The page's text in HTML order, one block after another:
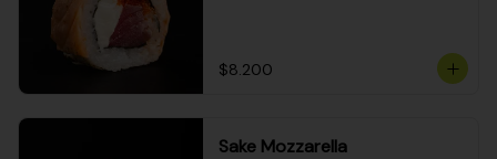
$8.200
Sake Mozzarella